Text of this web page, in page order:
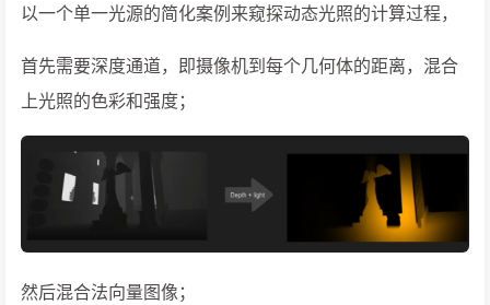
以一个单一光源的简化案例来窥探动态光照的计算过程，
首先需要深度通道，即摄像机到每个几何体的距离，混合
上光照的色彩和强度；
然后混合法向量图像；